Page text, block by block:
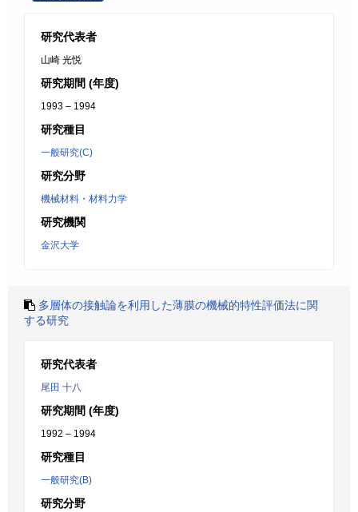
研究代表者
山崎 光悦
研究期間 (年度)
1993 – 1994
研究種目
一般研究(C)
研究分野
機械材料・材料力学
研究機関
金沢大学
多層体の接触論を利用した薄膜の機械的特性評価法に関
する研究
研究代表者
尾田 十八
研究期間 (年度)
1992 – 1994
研究種目
一般研究(B)
研究分野